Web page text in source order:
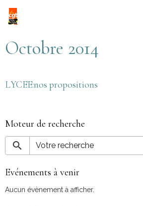
Octobre 2014
LYCEE:nos propositions
Moteur de recherche
Evénements à venir
Aucun évènement à afficher.